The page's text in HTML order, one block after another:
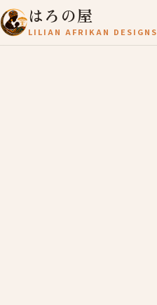
はろの屋
LILIAN AFRIKAN DESIGNS